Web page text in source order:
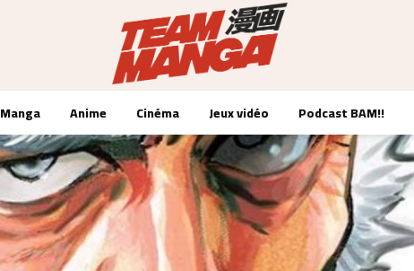
Manga Anime Cinéma Jeux vidéo Podcast BAM!!